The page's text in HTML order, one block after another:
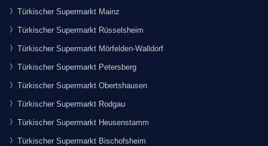
Türkischer Supermarkt Mainz
Türkischer Supermarkt Rüsselsheim
Türkischer Supermarkt Mörfelden-Walldorf
Türkischer Supermarkt Petersberg
Türkischer Supermarkt Obertshausen
Türkischer Supermarkt Rodgau
Türkischer Supermarkt Heusenstamm
Türkischer Supermarkt Bischofsheim